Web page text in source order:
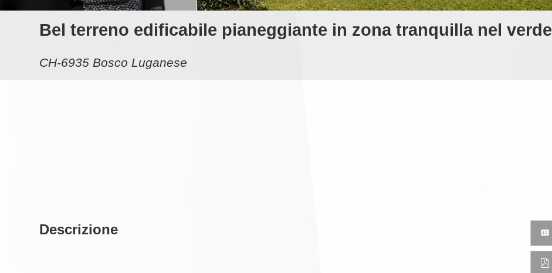
Bel terreno edificabile pianeggiante in zona tranquilla nel verde
CH-6935 Bosco Luganese
Descrizione